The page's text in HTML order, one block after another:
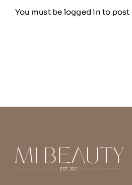
You must be logged in to post